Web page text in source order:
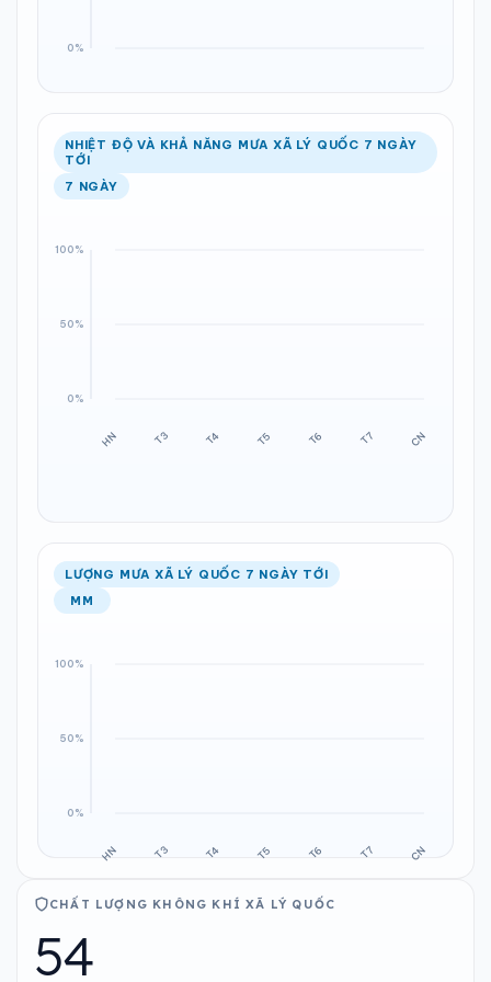
NHIỆT ĐỘ VÀ KHẢ NĂNG MƯA XÃ LÝ QUỐC 7 NGÀY
TỚI
7 NGÀY
LƯỢNG MƯA XÃ LÝ QUỐC 7 NGÀY TỚI
MM
CHẤT LƯỢNG KHÔNG KHÍ XÃ LÝ QUỐC
54